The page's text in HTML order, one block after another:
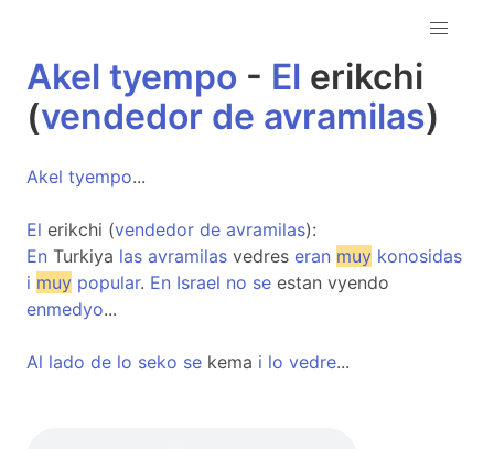
Akel tyempo - El erikchi
(vendedor de avramilas)
Akel tyempo...
El erikchi (vendedor de avramilas):
En Turkiya las avramilas vedres eran muy konosidas
i muy popular. En Israel no se estan vyendo
enmedyo...
Al lado de lo seko se kema i lo vedre...